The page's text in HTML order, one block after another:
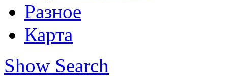
Разное
Карта
Show Search